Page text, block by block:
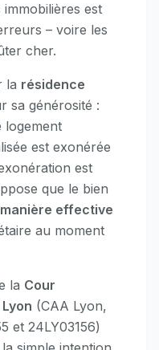
est
– voire les
cher.
la résidence
sa générosité :
logement
est exonérée
est
que le bien
effective
au moment
la Cour
(CAA Lyon,
et 24LY03156)